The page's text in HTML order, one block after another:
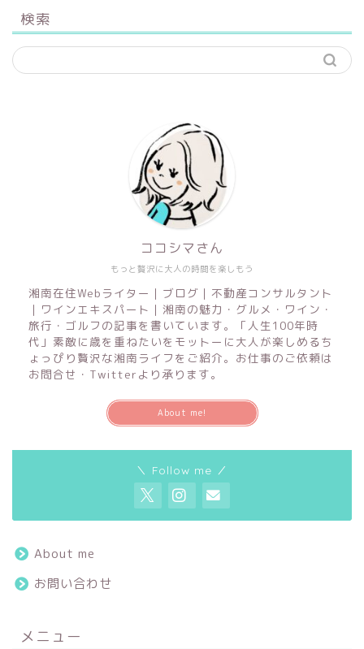
検索
もっと贅沢に大人の時間を楽しもう
ココシマさん
湘南在住Webライター｜ブログ｜不動産コンサルタント
｜ワインエキスパート｜湘南の魅力・グルメ・ワイン・
旅行・ゴルフの記事を書いています。「人生100年時
代」素敵に歳を重ねたいをモットーに大人が楽しめるち
ょっぴり贅沢な湘南ライフをご紹介。お仕事のご依頼は
お問合せ・Twitterより承ります。
About me!
＼ Follow me ／
About me
お問い合わせ
メニュー